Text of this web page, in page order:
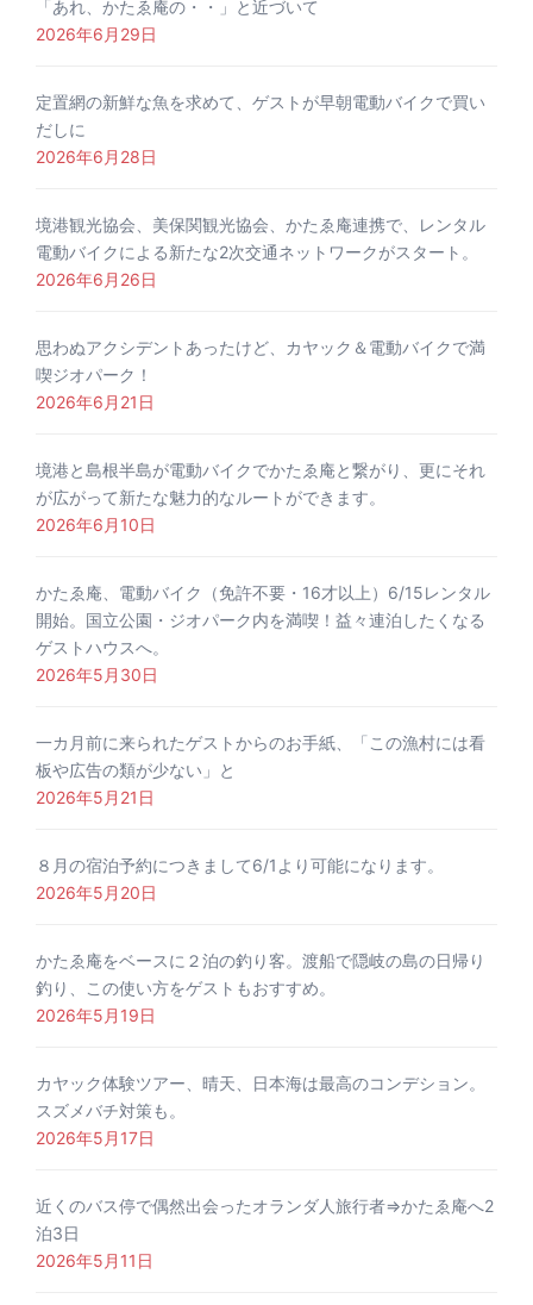
「あれ、かたゑ庵の・・」と近づいて
2026年6月29日
定置網の新鮮な魚を求めて、ゲストが早朝電動バイクで買い
だしに
2026年6月28日
境港観光協会、美保関観光協会、かたゑ庵連携で、レンタル
電動バイクによる新たな2次交通ネットワークがスタート。
2026年6月26日
思わぬアクシデントあったけど、カヤック＆電動バイクで満
喫ジオパーク！
2026年6月21日
境港と島根半島が電動バイクでかたゑ庵と繋がり、更にそれ
が広がって新たな魅力的なルートができます。
2026年6月10日
かたゑ庵、電動バイク（免許不要・16才以上）6/15レンタル
開始。国立公園・ジオパーク内を満喫！益々連泊したくなる
ゲストハウスへ。
2026年5月30日
一カ月前に来られたゲストからのお手紙、「この漁村には看
板や広告の類が少ない」と
2026年5月21日
８月の宿泊予約につきまして6/1より可能になります。
2026年5月20日
かたゑ庵をベースに２泊の釣り客。渡船で隠岐の島の日帰り
釣り、この使い方をゲストもおすすめ。
2026年5月19日
カヤック体験ツアー、晴天、日本海は最高のコンデション。
スズメバチ対策も。
2026年5月17日
近くのバス停で偶然出会ったオランダ人旅行者⇒かたゑ庵へ2
泊3日
2026年5月11日